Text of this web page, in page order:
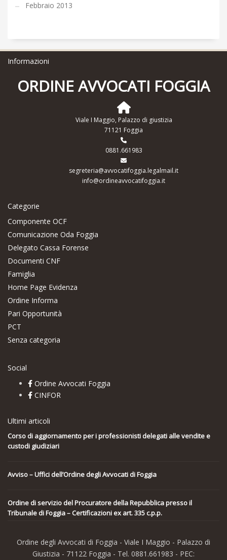
Febbraio 2013
Informazioni
ORDINE AVVOCATI FOGGIA
Viale I Maggio, Palazzo di giustizia
71121 Foggia
0881.661983
segreteria@avvocatifoggia.legalmail.it
info@ordineavvocatifoggia.it
Categorie
Componente OCF
Comunicazione Oda Foggia
Delegato Cassa Forense
Documenti CNF
Famiglia
Home Page Evidenza
Ordine Informa
Pari Opportunità
PCT
Senza categoria
Social
Ordine Avvocati Foggia
CINFOR
Ultimi articoli
Corso di aggiornamento per i professionisti delegati alle vendite e
custodi giudiziari
Avviso – Uffici dell’Ordine degli Avvocati di Foggia
Ordine di servizio del Procuratore della Repubblica presso il
Tribunale di Foggia – Certificazioni ex art. 335 c.p.p.
Ordine degli Avvocati di Foggia - Viale I Maggio - Palazzo di
Giustizia - 71122 Foggia - Tel. 0881.661983 - PEC: